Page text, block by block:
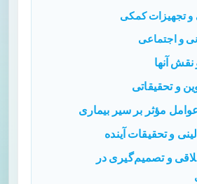
تجهیزات کمکی
و اجتماعی
نقش آنها
و تحقیقاتی
مؤثر بر سیر بیماری
و تحقیقات آینده
و تصمیم‌گیری در